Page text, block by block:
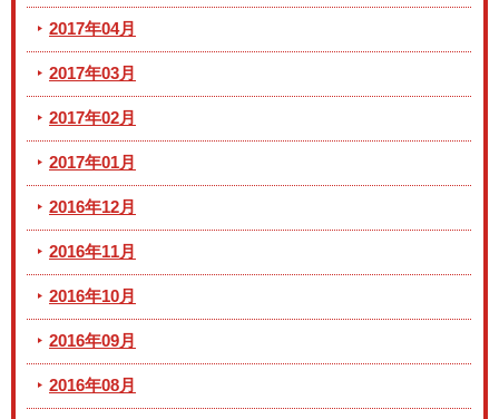
2017年04月
2017年03月
2017年02月
2017年01月
2016年12月
2016年11月
2016年10月
2016年09月
2016年08月